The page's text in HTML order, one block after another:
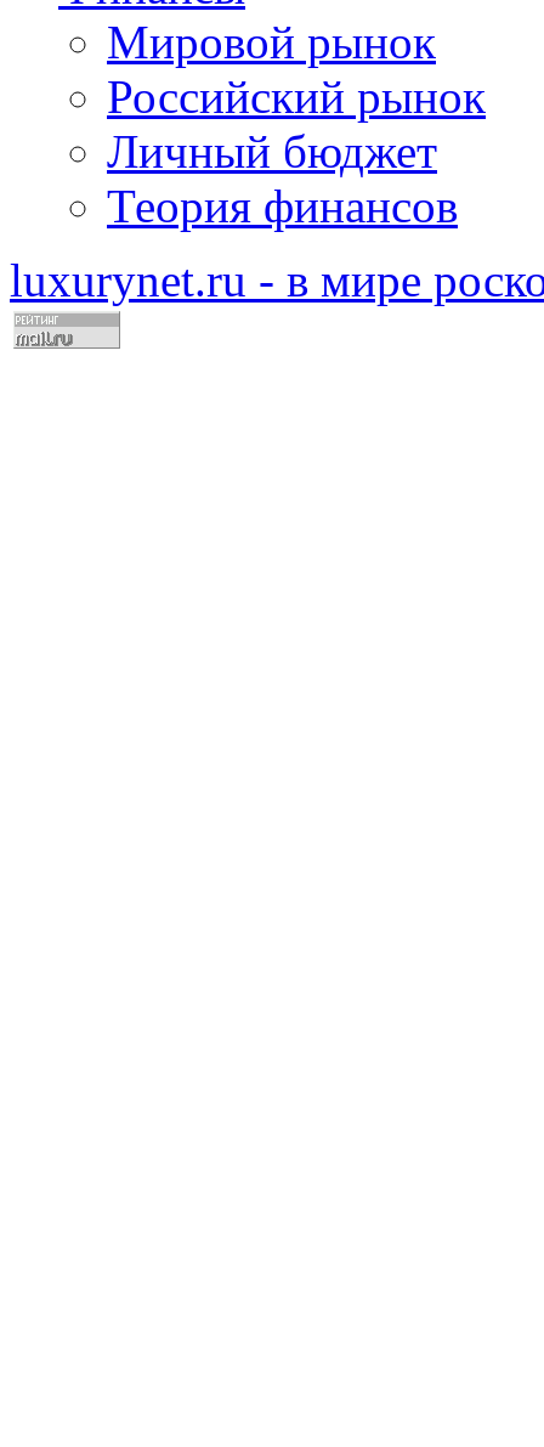
Мировой рынок
Российский рынок
Личный бюджет
Теория финансов
luxurynet.ru - в мире